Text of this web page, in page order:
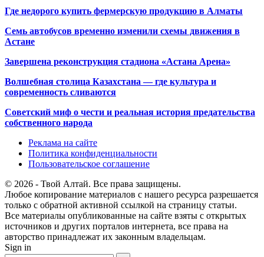
Где недорого купить фермерскую продукцию в Алматы
Семь автобусов временно изменили схемы движения в
Астане
Завершена реконструкция стадиона «Астана Арена»
Волшебная столица Казахстана — где культура и
современность сливаются
Советский миф о чести и реальная история предательства
собственного народа
Реклама на сайте
Политика конфиденциальности
Пользовательское соглашение
© 2026 - Твой Алтай. Все права защищены.
Любое копирование материалов с нашего ресурса разрешается
только с обратной активной ссылкой на страницу статьи.
Все материалы опубликованные на сайте взяты с открытых
источников и других порталов интернета, все права на
авторство принадлежат их законным владельцам.
Sign in